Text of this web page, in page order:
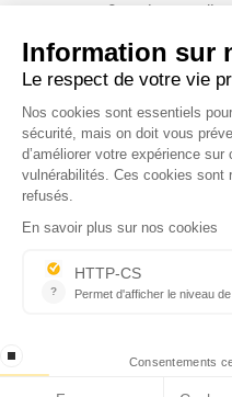
Organiser une
Accès
Protection des